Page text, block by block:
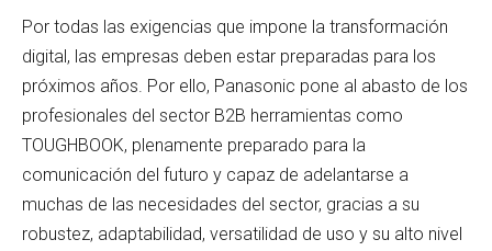
Por todas las exigencias que impone la transformación
digital, las empresas deben estar preparadas para los
próximos años. Por ello, Panasonic pone al abasto de los
profesionales del sector B2B herramientas como
TOUGHBOOK, plenamente preparado para la
comunicación del futuro y capaz de adelantarse a
muchas de las necesidades del sector, gracias a su
robustez, adaptabilidad, versatilidad de uso y su alto nivel